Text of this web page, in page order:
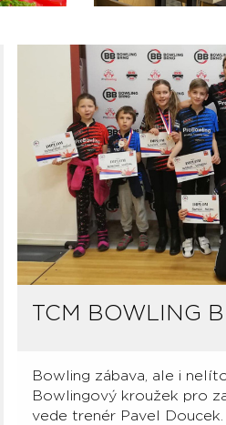
TCM BOWLING
Bowling zábava, ale i
Bowlingový kroužek pro
vede trenér Pavel Doucek.